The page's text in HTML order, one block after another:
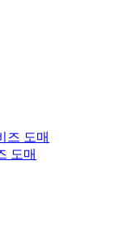
즈 도매
도매